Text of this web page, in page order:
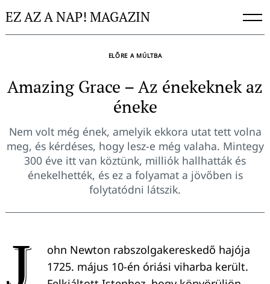
toEZ AZ A NAP! MAGAZIN
ELŐRE A MÚLTBA
Amazing Grace – Az énekeknek az
éneke
Nem volt még ének, amelyik ekkora utat tett volna
meg, és kérdéses, hogy lesz-e még valaha. Mintegy
300 éve itt van köztünk, milliók hallhatták és
énekelhették, és ez a folyamat a jövőben is
folytatódni látszik.
J
ohn Newton rabszolgakereskedő hajója
1725. május 10-én óriási viharba került.